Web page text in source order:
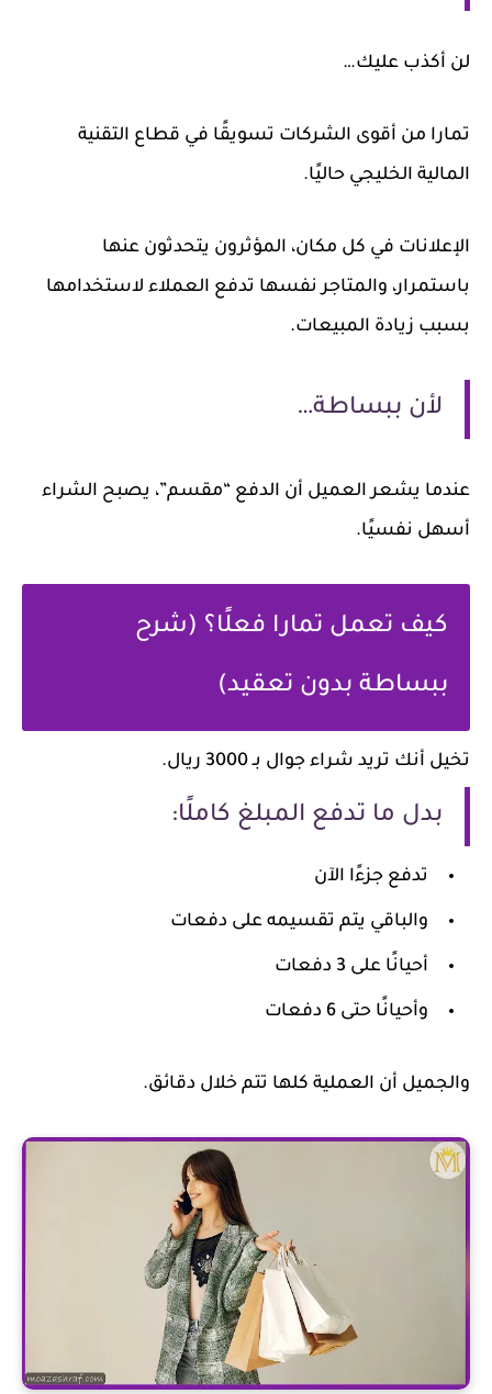
لن أكذب عليك…
تمارا من أقوى الشركات تسويقًا في قطاع التقنية
المالية الخليجي حاليًا.
الإعلانات في كل مكان، المؤثرون يتحدثون عنها
باستمرار، والمتاجر نفسها تدفع العملاء لاستخدامها
بسبب زيادة المبيعات.
لأن ببساطة…
عندما يشعر العميل أن الدفع “مقسم”، يصبح الشراء
أسهل نفسيًا.
كيف تعمل تمارا فعلًا؟ (شرح
ببساطة بدون تعقيد)
تخيل أنك تريد شراء جوال بـ 3000 ريال.
بدل ما تدفع المبلغ كاملًا:
تدفع جزءًا الآن
والباقي يتم تقسيمه على دفعات
أحيانًا على 3 دفعات
وأحيانًا حتى 6 دفعات
والجميل أن العملية كلها تتم خلال دقائق.